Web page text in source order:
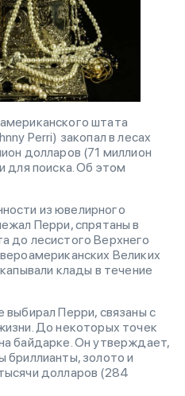
штата
Perri) закопал в лесах
долларов (71 миллион
для поиска. Об этом
из ювелирного
Перри, спрятаны в
до лесистого Верхнего
Великих
клады в течение
Перри, связаны с
До некоторых точек
байдарке. Он утверждает,
золото и
долларов (284